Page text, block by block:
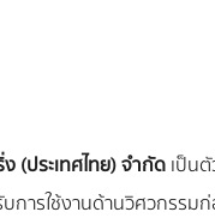
(ประเทศไทย) จำกัดเป็น
การใช้งานด้านวิศวกรร